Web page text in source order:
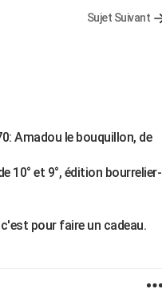
Sujet Suivant
Amadou le bouquillon, de
10° et 9°, édition bourrelier-
pour faire un cadeau.